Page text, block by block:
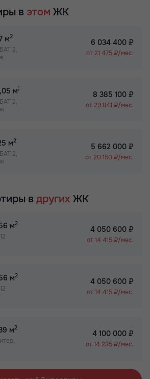
в этом ЖК
м2
2,
6 034 400 ₽
от 21 475 ₽/мес.
м2
2,
8 385 100 ₽
от 29 841 ₽/мес.
м2
2,
5 662 000 ₽
от 20 150 ₽/мес.
в других ЖК
м2
4 050 600 ₽
от 14 415 ₽/мес.
м2
4 050 600 ₽
от 14 415 ₽/мес.
м2
4 100 000 ₽
от 14 235 ₽/мес.